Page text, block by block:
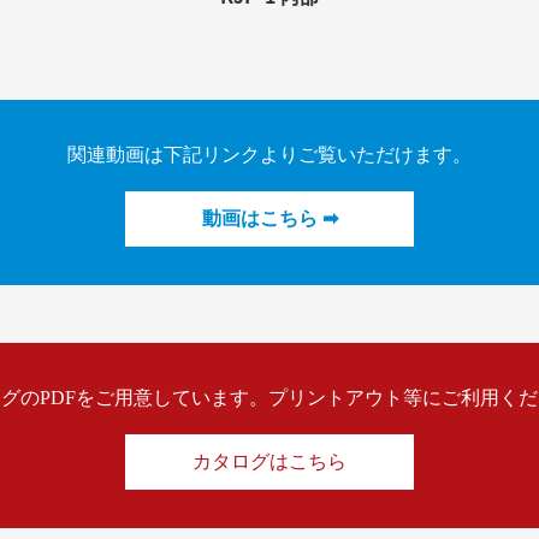
関連動画は下記リンクよりご覧いただけます。
動画はこちら ➡
のPDFをご用意しています。プリントアウト等にご利用く
カタログはこちら